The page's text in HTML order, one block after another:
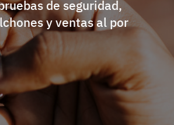
de seguridad,
y ventas al por